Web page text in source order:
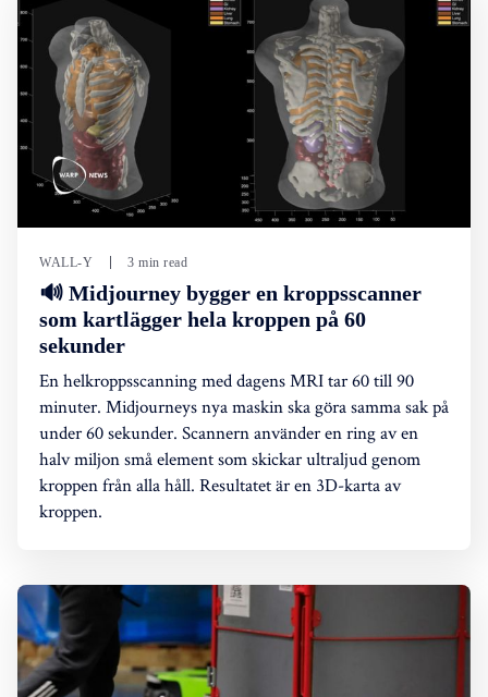
WALL-Y 3 min read
🔊 Midjourney bygger en kroppsscanner
som kartlägger hela kroppen på 60
sekunder
En helkroppsscanning med dagens MRI tar 60 till 90
minuter. Midjourneys nya maskin ska göra samma sak på
under 60 sekunder. Scannern använder en ring av en
halv miljon små element som skickar ultraljud genom
kroppen från alla håll. Resultatet är en 3D-karta av
kroppen.